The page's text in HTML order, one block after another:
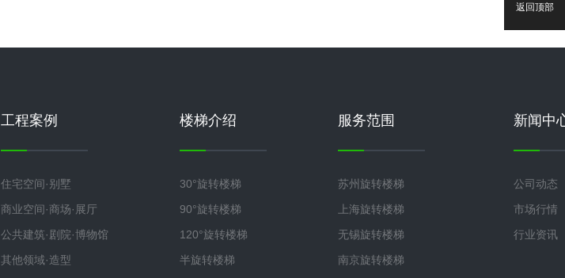
工程案例
住宅空间·别墅
商业空间·商场·展厅
公共建筑·剧院·博物馆
其他领域·造型
楼梯介绍
30°旋转楼梯
90°旋转楼梯
120°旋转楼梯
半旋转楼梯
服务范围
苏州旋转楼梯
上海旋转楼梯
无锡旋转楼梯
南京旋转楼梯
新闻中
公司动态
市场行情
行业资讯
返回顶部